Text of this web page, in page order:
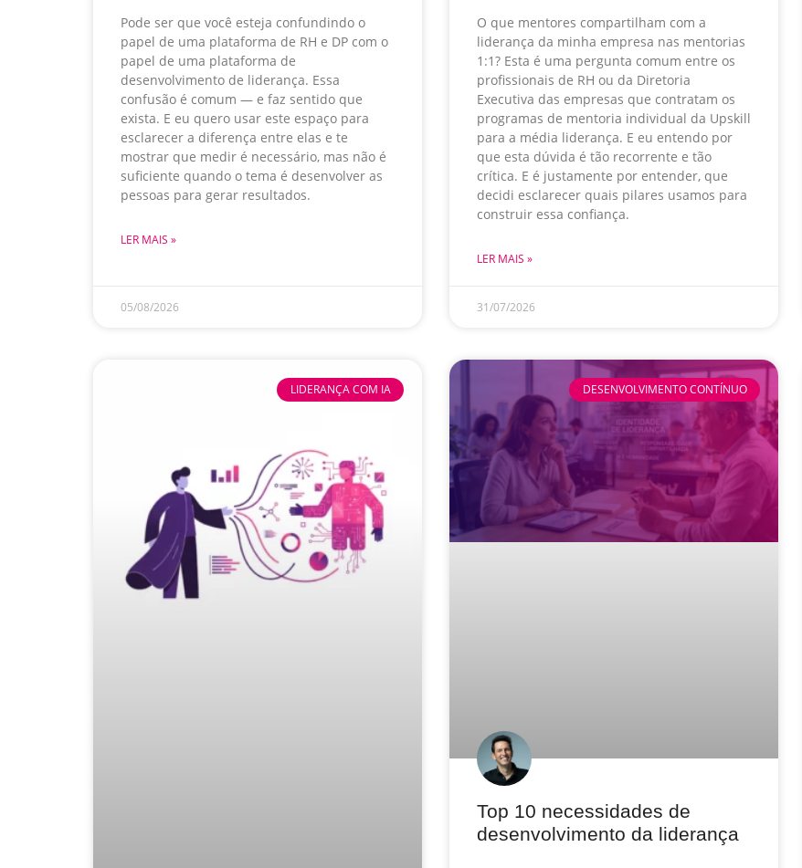
Pode ser que você esteja confundindo o
papel de uma plataforma de RH e DP com o
papel de uma plataforma de
desenvolvimento de liderança. Essa
confusão é comum — e faz sentido que
exista. E eu quero usar este espaço para
esclarecer a diferença entre elas e te
mostrar que medir é necessário, mas não é
suficiente quando o tema é desenvolver as
pessoas para gerar resultados.
LER MAIS »
05/08/2026
O que mentores compartilham com a
liderança da minha empresa nas mentorias
1:1? Esta é uma pergunta comum entre os
profissionais de RH ou da Diretoria
Executiva das empresas que contratam os
programas de mentoria individual da Upskill
para a média liderança. E eu entendo por
que esta dúvida é tão recorrente e tão
crítica. E é justamente por entender, que
decidi esclarecer quais pilares usamos para
construir essa confiança.
LER MAIS »
31/07/2026
LIDERANÇA COM IA DESENVOLVIMENTO CONTÍNUO
Top 10 necessidades de
desenvolvimento da liderança